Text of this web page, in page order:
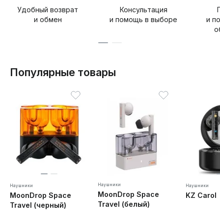
Удобный возврат
и обмен
Консультация
и помощь в выборе
и
Популярные товары
Наушники
MoonDrop Space
Travel (черный)
Наушники
MoonDrop Space
Travel (белый)
Наушники
KZ Carol